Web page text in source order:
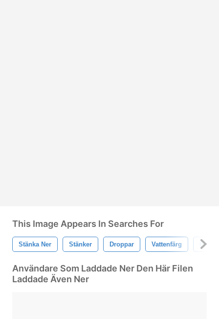
This Image Appears In Searches For
Stänka Ner Stänker Droppar Vattenfärg Borsta
Användare Som Laddade Ner Den Här Filen
Laddade Även Ner